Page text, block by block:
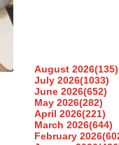
August 2026(135)
July 2026(1033)
June 2026(652)
May 2026(282)
April 2026(221)
March 2026(644)
February 2026